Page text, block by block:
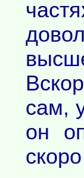
сам,
он